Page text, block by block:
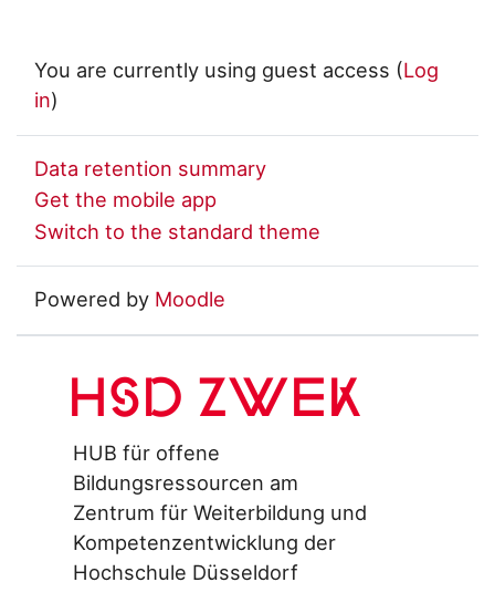
You are currently using guest access (Log
in)
Data retention summary
Get the mobile app
Switch to the standard theme
Powered by Moodle
HSD ZWEK
HUB für offene
Bildungsressourcen am
Zentrum für Weiterbildung und
Kompetenzentwicklung der
Hochschule Düsseldorf